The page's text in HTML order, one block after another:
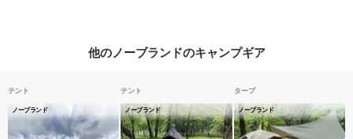
他のノーブランドのキャンプギア
テント
ノーブランド
テント
ノーブランド
タープ
ノーブランド